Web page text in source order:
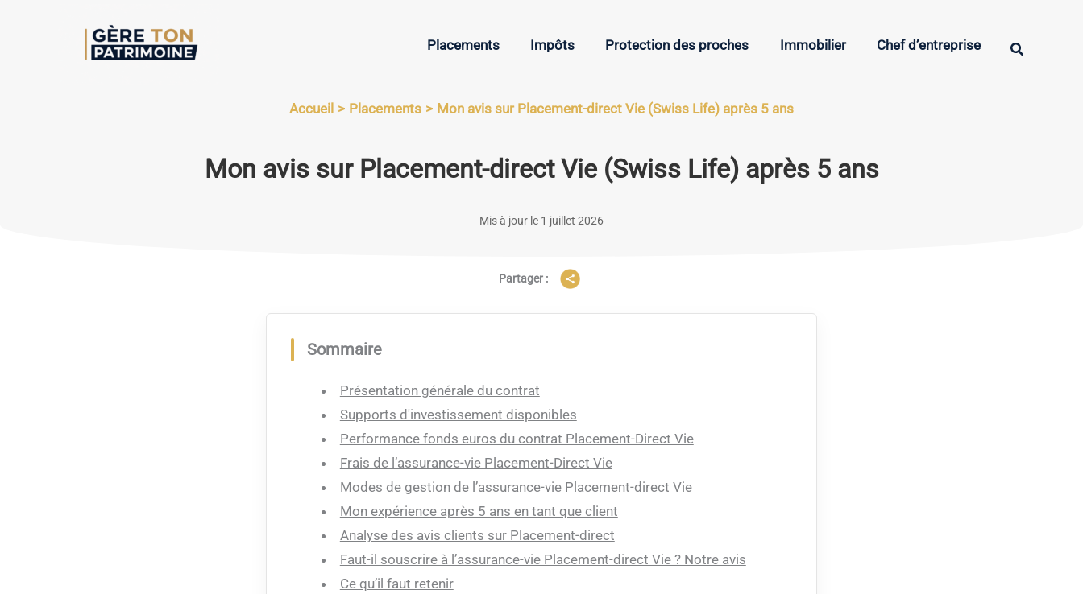
Placements Impôts Protection des proches Immobilier Chef d’entreprise Rechercher
Accueil Placements Mon avis sur Placement-direct Vie (Swiss Life) après 5 ans
Mon avis sur Placement-direct Vie (Swiss Life) après 5 ans
Mis à jour le 1 juillet 2026
Partager :
Sommaire
Présentation générale du contrat
Supports d'investissement disponibles
Performance fonds euros du contrat Placement-Direct Vie
Frais de l’assurance-vie Placement-Direct Vie
Modes de gestion de l’assurance-vie Placement-direct Vie
Mon expérience après 5 ans en tant que client
Analyse des avis clients sur Placement-direct
Faut-il souscrire à l’assurance-vie Placement-direct Vie ? Notre avis
Ce qu’il faut retenir